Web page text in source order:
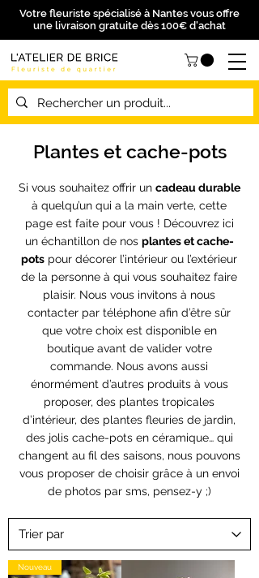
Votre fleuriste spécialisé à Nantes vous offre
une livraison gratuite dès 100€ d'achat
Plantes et cache-pots
Si vous souhaitez offrir un cadeau durable
à quelqu’un qui a la main verte, cette
page est faite pour vous ! Découvrez ici
un échantillon de nos plantes et cache-
pots pour décorer l’intérieur ou l’extérieur
de la personne à qui vous souhaitez faire
plaisir. Nous vous invitons à nous
contacter par téléphone afin d’être sûr
que votre choix est disponible en
boutique avant de valider votre
commande. Nous avons aussi
énormément d’autres produits à vous
proposer, des plantes tropicales
d’intérieur, des plantes fleuries de jardin,
des jolis cache-pots en céramique… qui
changent au fil des saisons, nous pouvons
vous proposer de choisir grâce à un envoi
de photos par sms, pensez-y ;)
Nouveau